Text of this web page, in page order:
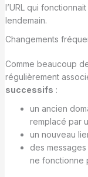
l’URL qui
lendemain.
Changements
Comme beaucoup
régulièrement
successifs :
un ancien
remplacé par
un nouveau
des
ne fonctionne